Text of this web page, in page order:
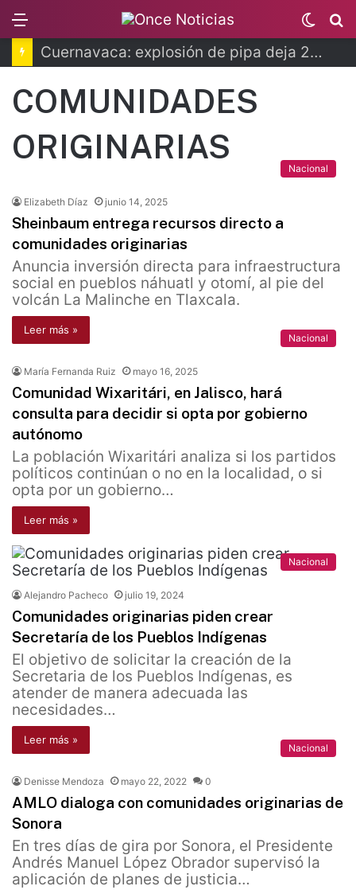
Cuernavaca: explosión de pipa deja 20 heridos
Switch
skin
COMUNIDADES
ORIGINARIAS
Nacional
Elizabeth Díaz junio 14, 2025
Sheinbaum entrega recursos directo a
comunidades originarias
Anuncia inversión directa para infraestructura
social en pueblos náhuatl y otomí, al pie del
volcán La Malinche en Tlaxcala.
Leer más »
Nacional
María Fernanda Ruiz mayo 16, 2025
Comunidad Wixaritári, en Jalisco, hará
consulta para decidir si opta por gobierno
autónomo
La población Wixaritári analiza si los partidos
políticos continúan o no en la localidad, o si
opta por un gobierno…
Leer más »
Nacional
Alejandro Pacheco julio 19, 2024
Comunidades originarias piden crear
Secretaría de los Pueblos Indígenas
El objetivo de solicitar la creación de la
Secretaria de los Pueblos Indígenas, es
atender de manera adecuada las
necesidades…
Leer más »
Nacional
Denisse Mendoza mayo 22, 2022 0
AMLO dialoga con comunidades originarias de
Sonora
En tres días de gira por Sonora, el Presidente
Andrés Manuel López Obrador supervisó la
aplicación de planes de justicia…